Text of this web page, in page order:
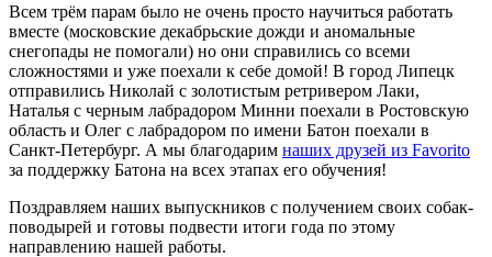
Всем трём парам было не очень просто научиться работать
вместе (московские декабрьские дожди и аномальные
снегопады не помогали) но они справились со всеми
сложностями и уже поехали к себе домой! В город Липецк
отправились Николай с золотистым ретривером Лаки,
Наталья с черным лабрадором Минни поехали в Ростовскую
область и Олег с лабрадором по имени Батон поехали в
Санкт-Петербург. А мы благодарим наших друзей из Favorito
за поддержку Батона на всех этапах его обучения!
Поздравляем наших выпускников с получением своих собак-
поводырей и готовы подвести итоги года по этому
направлению нашей работы.